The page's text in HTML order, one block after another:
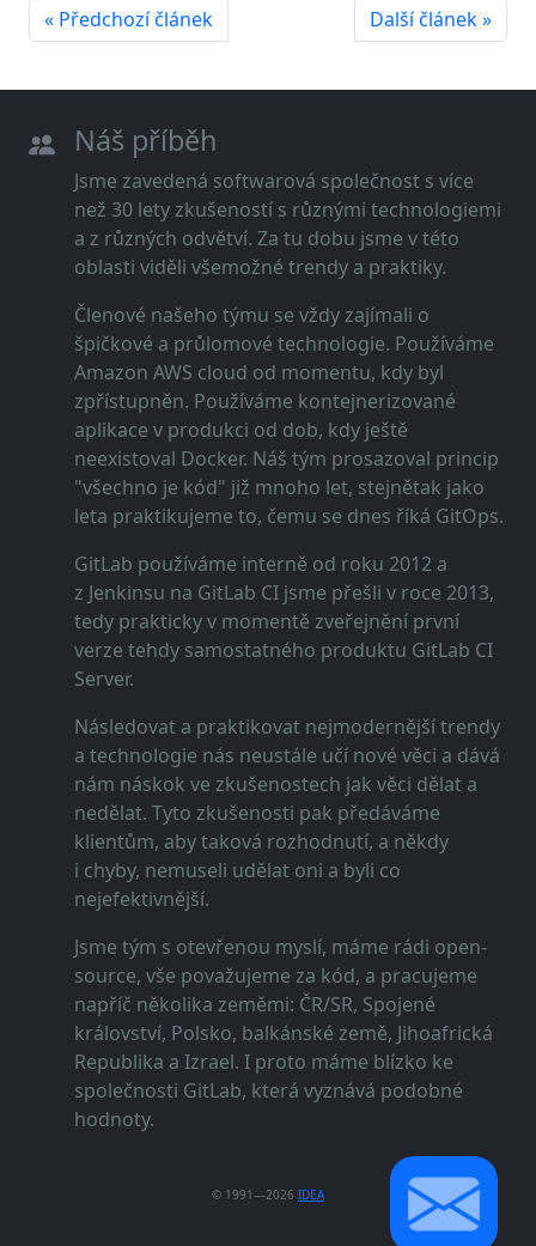
« Předchozí článek Další článek »
Náš příběh
Jsme zavedená softwarová společnost s více
než 30 lety zkušeností s různými technologiemi
a z různých odvětví. Za tu dobu jsme v této
oblasti viděli všemožné trendy a praktiky.
Členové našeho týmu se vždy zajímali o
špičkové a průlomové technologie. Používáme
Amazon AWS cloud od momentu, kdy byl
zpřístupněn. Používáme kontejnerizované
aplikace v produkci od dob, kdy ještě
neexistoval Docker. Náš tým prosazoval princip
"všechno je kód" již mnoho let, stejnětak jako
leta praktikujeme to, čemu se dnes říká GitOps.
GitLab používáme interně od roku 2012 a
z Jenkinsu na GitLab CI jsme přešli v roce 2013,
tedy prakticky v momentě zveřejnění první
verze tehdy samostatného produktu GitLab CI
Server.
Následovat a praktikovat nejmodernější trendy
a technologie nás neustále učí nové věci a dává
nám náskok ve zkušenostech jak věci dělat a
nedělat. Tyto zkušenosti pak předáváme
klientům, aby taková rozhodnutí, a někdy
i chyby, nemuseli udělat oni a byli co
nejefektivnější.
Jsme tým s otevřenou myslí, máme rádi open-
source, vše považujeme za kód, a pracujeme
napříč několika zeměmi: ČR/SR, Spojené
království, Polsko, balkánské země, Jihoafrická
Republika a Izrael. I proto máme blízko ke
společnosti GitLab, která vyznává podobné
hodnoty.
© 1991—2026 IDEA